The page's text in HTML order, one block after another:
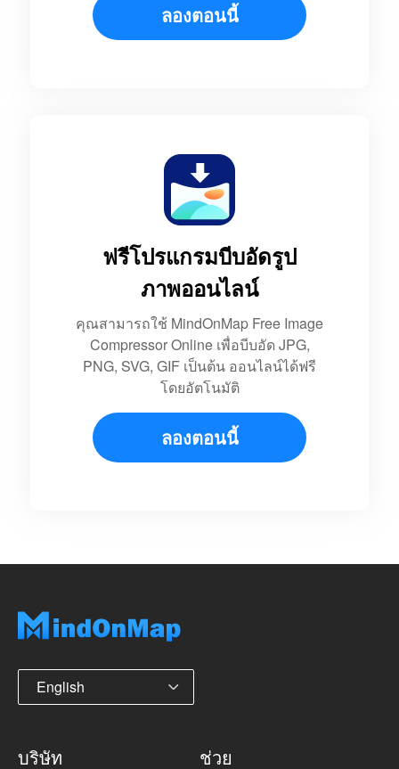
ลองตอนนี้
ฟรีโปรแกรมบีบอัดรูป
ภาพออนไลน์
คุณสามารถใช้ MindOnMap Free Image
Compressor Online เพื่อบีบอัด JPG,
PNG, SVG, GIF เป็นต้น ออนไลน์ได้ฟรี
โดยอัตโนมัติ
ลองตอนนี้
English
บริษัท ช่วย